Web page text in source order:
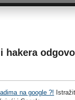
hakera
na google ?!